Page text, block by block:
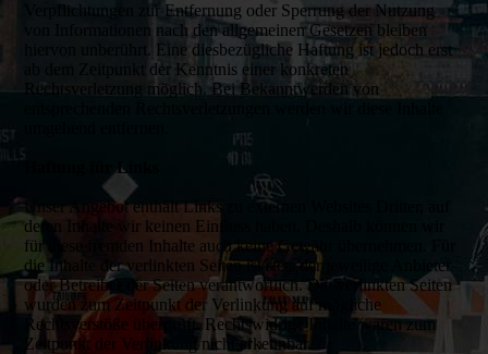
Verpflichtungen zur Entfernung oder Sperrung der Nutzung
von Informationen nach den allgemeinen Gesetzen bleiben
hiervon unberührt. Eine diesbezügliche Haftung ist jedoch erst
ab dem Zeitpunkt der Kenntnis einer konkreten
Rechtsverletzung möglich. Bei Bekanntwerden von
Haftung für Links
Unser Angebot enthält Links zu externen Websites Dritter, auf
deren Inhalte wir keinen Einfluss haben. Deshalb können wir
für diese fremden Inhalte auch keine Gewähr übernehmen. Für
die Inhalte der verlinkten Seiten ist stets der jeweilige Anbieter
oder Betreiber der Seiten verantwortlich. Die verlinkten Seiten
wurden zum Zeitpunkt der Verlinkung auf mögliche
Rechtsverstöße überprüft. Rechtswidrige Inhalte waren zum
Zeitpunkt der Verlinkung nicht erkennbar.